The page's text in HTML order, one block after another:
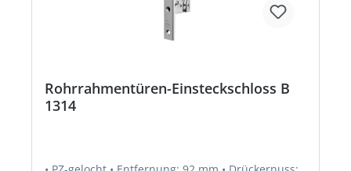
Rohrrahmentüren-Einsteckschloss B
1314